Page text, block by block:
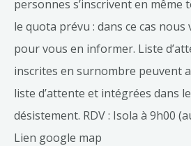
personnes s’inscrivent en même
le quota prévu : dans ce cas
pour vous en informer. Liste
inscrites en surnombre peuvent
liste d’attente et intégrées dans
désistement. RDV : Isola à 9h00
Lien google map